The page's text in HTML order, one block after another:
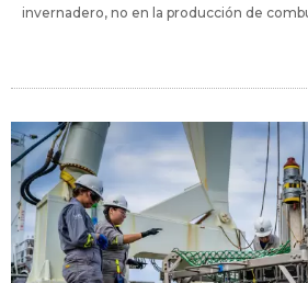
invernadero, no en la producción de